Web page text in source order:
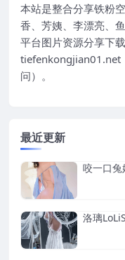
本站是整合分享铁粉
香、芳姨、李漂亮、
平台图片资源分享下
tiefenkongjian01.net
问）。
最近更新
咬一口兔
洛璃